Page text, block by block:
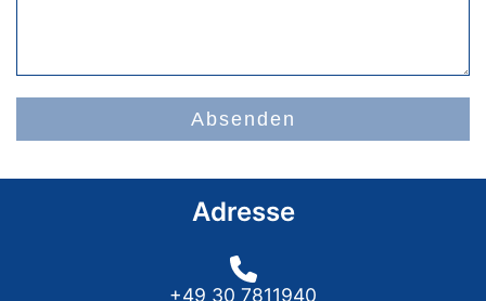
Absenden
Adresse
+49 30 7811940